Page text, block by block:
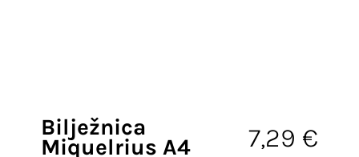
Bilježnica
Miquelrius A4 7,29 €